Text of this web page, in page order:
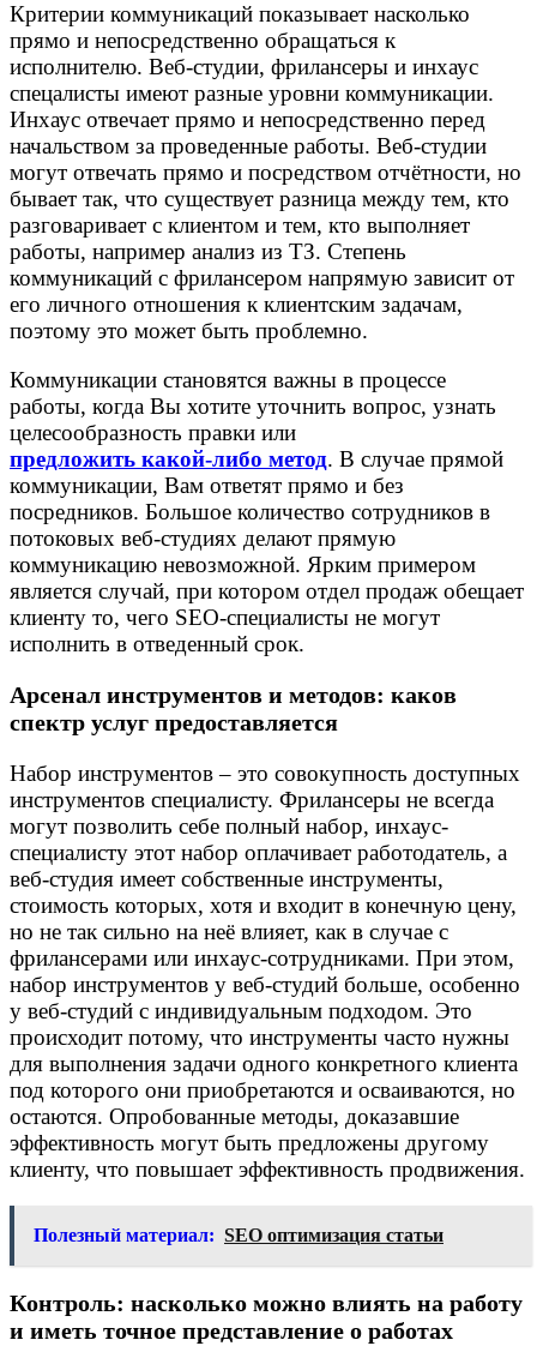
Критерии коммуникаций показывает насколько
прямо и непосредственно обращаться к
исполнителю. Веб-студии, фрилансеры и инхаус
спецалисты имеют разные уровни коммуникации.
Инхаус отвечает прямо и непосредственно перед
начальством за проведенные работы. Веб-студии
могут отвечать прямо и посредством отчётности, но
бывает так, что существует разница между тем, кто
разговаривает с клиентом и тем, кто выполняет
работы, например анализ из ТЗ. Степень
коммуникаций с фрилансером напрямую зависит от
его личного отношения к клиентским задачам,
поэтому это может быть проблемно.
Коммуникации становятся важны в процессе
работы, когда Вы хотите уточнить вопрос, узнать
целесообразность правки или
предложить какой-либо метод. В случае прямой
коммуникации, Вам ответят прямо и без
посредников. Большое количество сотрудников в
потоковых веб-студиях делают прямую
коммуникацию невозможной. Ярким примером
является случай, при котором отдел продаж обещает
клиенту то, чего SEO-специалисты не могут
исполнить в отведенный срок.
Арсенал инструментов и методов: каков
спектр услуг предоставляется
Набор инструментов – это совокупность доступных
инструментов специалисту. Фрилансеры не всегда
могут позволить себе полный набор, инхаус-
специалисту этот набор оплачивает работодатель, а
веб-студия имеет собственные инструменты,
стоимость которых, хотя и входит в конечную цену,
но не так сильно на неё влияет, как в случае с
фрилансерами или инхаус-сотрудниками. При этом,
набор инструментов у веб-студий больше, особенно
у веб-студий с индивидуальным подходом. Это
происходит потому, что инструменты часто нужны
для выполнения задачи одного конкретного клиента
под которого они приобретаются и осваиваются, но
остаются. Опробованные методы, доказавшие
эффективность могут быть предложены другому
клиенту, что повышает эффективность продвижения.
Полезный материал: SEO оптимизация статьи
Контроль: насколько можно влиять на работу
и иметь точное представление о работах